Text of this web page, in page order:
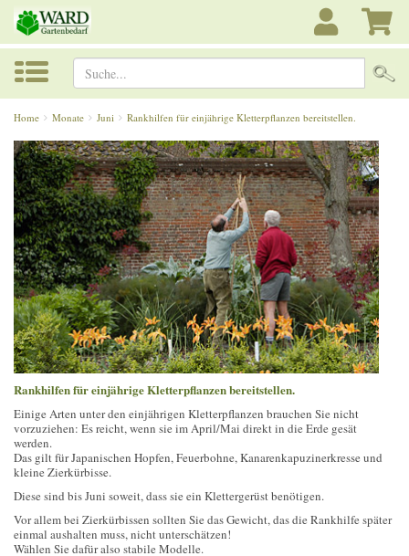
Suche...
Home Monate Juni Rankhilfen für einjährige Kletterpflanzen bereitstellen.
Rankhilfen für einjährige Kletterpflanzen bereitstellen.
Einige Arten unter den einjährigen Kletterpflanzen brauchen Sie nicht
vorzuziehen: Es reicht, wenn sie im April/Mai direkt in die Erde gesät
werden.
Das gilt für Japanischen Hopfen, Feuerbohne, Kanarenkapuzinerkresse und
kleine Zierkürbisse.
Diese sind bis Juni soweit, dass sie ein Klettergerüst benötigen.
Vor allem bei Zierkürbissen sollten Sie das Gewicht, das die Rankhilfe später
einmal aushalten muss, nicht unterschätzen!
Wählen Sie dafür also stabile Modelle.